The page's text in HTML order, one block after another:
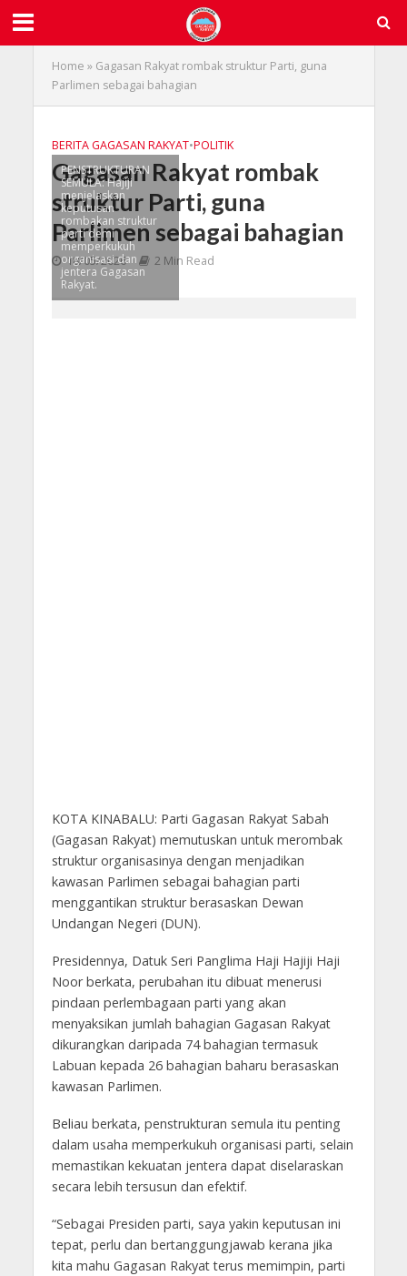
Home » Gagasan Rakyat rombak struktur Parti, guna
Parlimen sebagai bahagian
BERITA GAGASAN RAKYAT•POLITIK
Gagasan Rakyat rombak
struktur Parti, guna
Parlimen sebagai bahagian
18/05/2026 2 Min Read
PENSTRUKTURAN
SEMULA: Hajiji
menjelaskan
keputusan
rombakan struktur
parti demi
memperkukuh
organisasi dan
jentera Gagasan
Rakyat.
KOTA KINABALU: Parti Gagasan Rakyat Sabah
(Gagasan Rakyat) memutuskan untuk merombak
struktur organisasinya dengan menjadikan
kawasan Parlimen sebagai bahagian parti
menggantikan struktur berasaskan Dewan
Undangan Negeri (DUN).
Presidennya, Datuk Seri Panglima Haji Hajiji Haji
Noor berkata, perubahan itu dibuat menerusi
pindaan perlembagaan parti yang akan
menyaksikan jumlah bahagian Gagasan Rakyat
dikurangkan daripada 74 bahagian termasuk
Labuan kepada 26 bahagian baharu berasaskan
kawasan Parlimen.
Beliau berkata, penstrukturan semula itu penting
dalam usaha memperkukuh organisasi parti, selain
memastikan kekuatan jentera dapat diselaraskan
secara lebih tersusun dan efektif.
“Sebagai Presiden parti, saya yakin keputusan ini
tepat, perlu dan bertanggungjawab kerana jika
kita mahu Gagasan Rakyat terus memimpin, parti